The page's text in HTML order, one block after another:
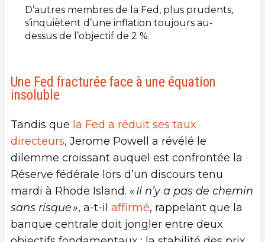
D’autres membres de la Fed, plus prudents,
s’inquiètent d’une inflation toujours au-
dessus de l’objectif de 2 %.
Une Fed fracturée face à une équation
insoluble
Tandis que la Fed a réduit ses taux
directeurs, Jerome Powell a révélé le
dilemme croissant auquel est confrontée la
Réserve fédérale lors d’un discours tenu
mardi à Rhode Island. « Il n’y a pas de chemin
sans risque », a-t-il affirmé, rappelant que la
banque centrale doit jongler entre deux